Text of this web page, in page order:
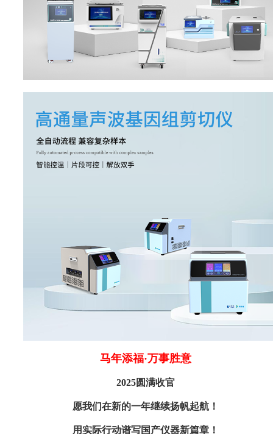
马年添福·万事胜意
2025圆满收官
愿我们在新的一年继续扬帆起航！
用实际行动谱写国产仪器新篇章！